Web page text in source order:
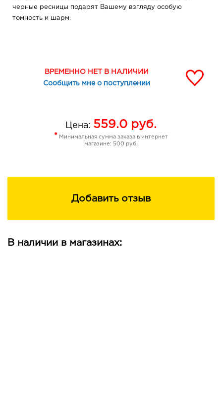
черные ресницы подарят Вашему взгляду особую
томность и шарм.
ВРЕМЕННО НЕТ В НАЛИЧИИ
Сообщить мне о поступлении
Цена: 559.0 руб.
* Минимальная сумма заказа в интернет
магазине: 500 руб.
Добавить отзыв
В наличии в магазинах: